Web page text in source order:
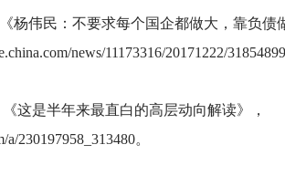
杨伟民：不要求每个国企都做大，靠负债
news/11173316/20171222/
这是半年来最直白的高层动向解读》，
230197958_313480。